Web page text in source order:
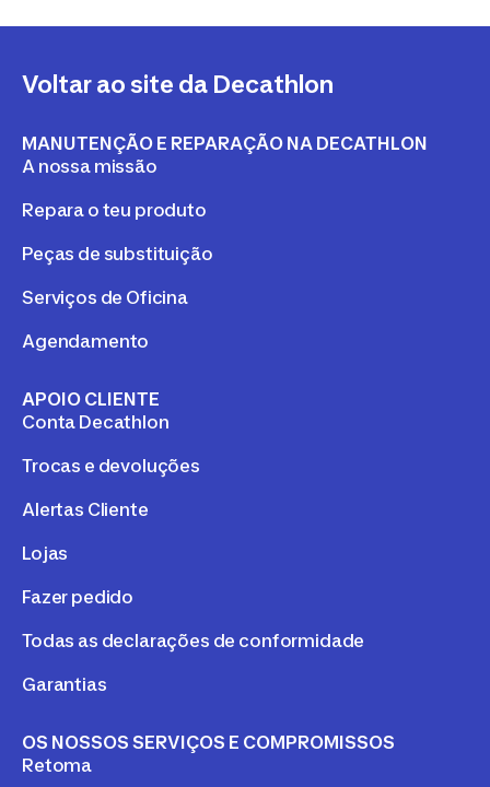
Voltar ao site da Decathlon
MANUTENÇÃO E REPARAÇÃO NA DECATHLON
A nossa missão
Repara o teu produto
Peças de substituição
Serviços de Oficina
Agendamento
APOIO CLIENTE
Conta Decathlon
Trocas e devoluções
Alertas Cliente
Lojas
Fazer pedido
Todas as declarações de conformidade
Garantias
OS NOSSOS SERVIÇOS E COMPROMISSOS
Retoma